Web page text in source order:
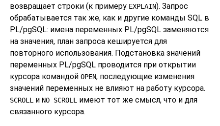
возвращает строки (к примеру EXPLAIN). Запрос
обрабатывается так же, как и другие команды SQL в
PL/pgSQL: имена переменных PL/pgSQL заменяются
на значения, план запроса кешируется для
повторного использования. Подстановка значений
переменных PL/pgSQL проводится при открытии
курсора командой OPEN, последующие изменения
значений переменных не влияют на работу курсора.
SCROLL и NO SCROLL
имеют тот же смысл, что и для
связанного курсора.